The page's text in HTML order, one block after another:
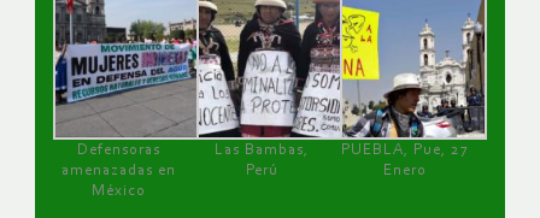
Defensoras
amenazadas en
México
Las Bambas,
Perú
PUEBLA, Pue, 27
Enero